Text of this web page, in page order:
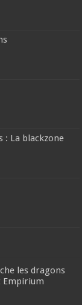
: La blackzone
les dragons
Empirium